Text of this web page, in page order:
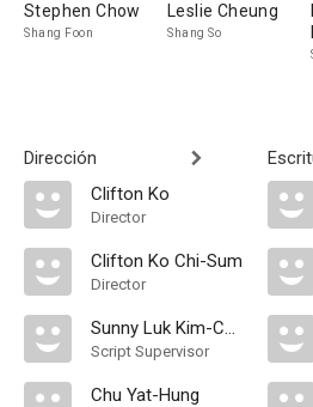
Stephen Chow
Shang Foon
Leslie Cheung
Shang So
Dirección
Clifton Ko
Director
Clifton Ko Chi-Sum
Director
Sunny Luk Kim-Ching
Script Supervisor
Chu Yat-Hung